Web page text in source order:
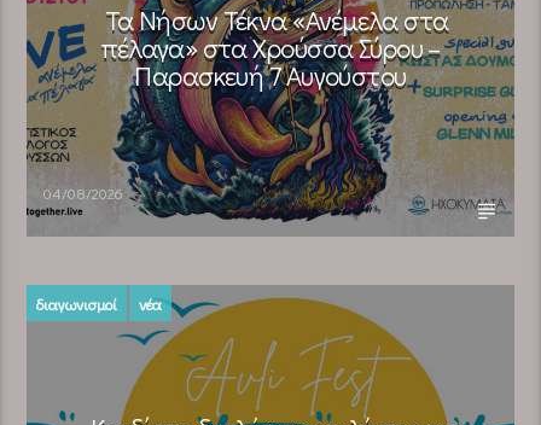
Τα Νήσων Τέκνα «Ανέμελα στα
πέλαγα» στα Χρούσσα Σύρου –
Παρασκευή 7 Αυγούστου
04/08/2026
διαγωνισμοί νέα